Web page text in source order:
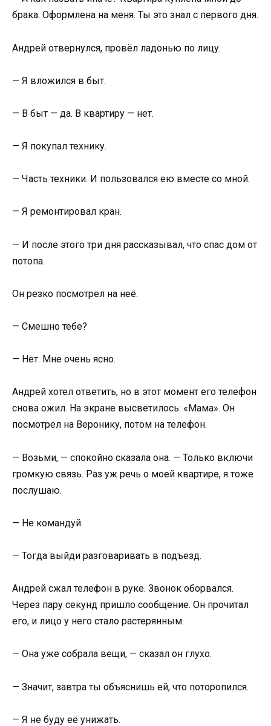
брака. Оформлена на меня. Ты это знал с первого дня.
Андрей отвернулся, провёл ладонью по лицу.
— Я вложился в быт.
— В быт — да. В квартиру — нет.
— Я покупал технику.
— Часть техники. И пользовался ею вместе со мной.
— Я ремонтировал кран.
— И после этого три дня рассказывал, что спас дом от
потопа.
Он резко посмотрел на неё.
— Смешно тебе?
— Нет. Мне очень ясно.
Андрей хотел ответить, но в этот момент его телефон
снова ожил. На экране высветилось: «Мама». Он
посмотрел на Веронику, потом на телефон.
— Возьми, — спокойно сказала она. — Только включи
громкую связь. Раз уж речь о моей квартире, я тоже
послушаю.
— Не командуй.
— Тогда выйди разговаривать в подъезд.
Андрей сжал телефон в руке. Звонок оборвался.
Через пару секунд пришло сообщение. Он прочитал
его, и лицо у него стало растерянным.
— Она уже собрала вещи, — сказал он глухо.
— Значит, завтра ты объяснишь ей, что поторопился.
— Я не буду её унижать.